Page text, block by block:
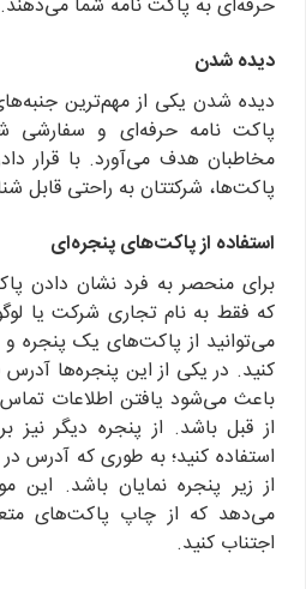
حرفه‌ای به پاکت نامه شما می‌دهند.
دیده شدن
دیده شدن یکی از مهم‌ترین
پاکت نامه حرفه‌ای و سفارشی
مخاطبان هدف می‌آورد. با قرار
پاکت‌ها، شرکتتان به راحتی قابل
استفاده از پاکت‌های پنجره‌ای
برای منحصر به فرد نشان دادن
که فقط به نام تجاری شرکت یا
می‌توانید از پاکت‌های یک پنجره
کنید. در یکی از این پنجره‌ها
باعث می‌شود یافتن اطلاعات
از قبل باشد. از پنجره دیگر
استفاده کنید؛ به طوری که آدرس
از زیر پنجره نمایان باشد. این
می‌دهد که از چاپ پاکت‌های
اجتناب کنید.